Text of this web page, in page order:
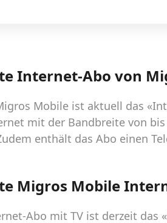
Internet-Abo von
Mobile ist aktuell das
mit der Bandbreite von
enthält das Abo einen
Migros Mobile
Abo mit TV ist derzeit das